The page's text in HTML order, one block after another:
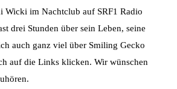
Wicki im Nachtclub auf SRF1 Radio
drei Stunden über sein Leben, seine
auch ganz viel über Smiling Gecko
auf die Links klicken. Wir wünschen